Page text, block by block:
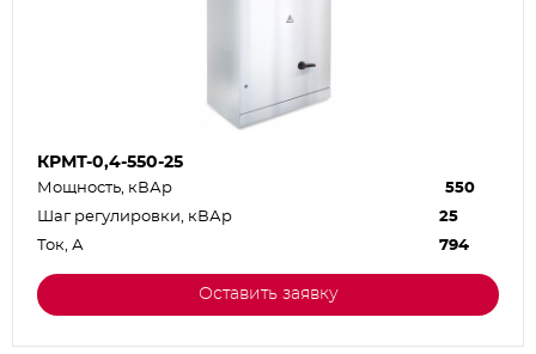
КРМТ-0,4-550-25
Мощность, кВАр
550
Шаг регулировки, кВАр
25
Ток, А
794
Оставить заявку